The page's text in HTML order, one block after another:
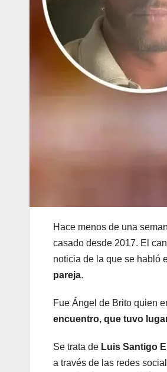
Hace menos de una
casado desde 2017. El
noticia de la que se habló
pareja.
Fue Ángel de Brito quien
encuentro, que tuvo
Se trata de Luis Santigo
a través de las redes